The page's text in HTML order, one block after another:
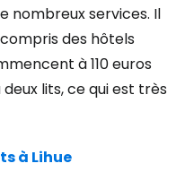
nombreux services. Il
des hôtels
à 110 euros
lits, ce qui est très
à Lihue